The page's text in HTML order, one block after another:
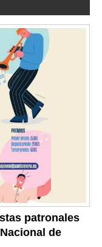
patronales
de